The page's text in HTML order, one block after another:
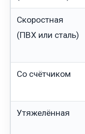
Скоростная
(ПВХ или сталь)
Со счётчиком
Утяжелённая